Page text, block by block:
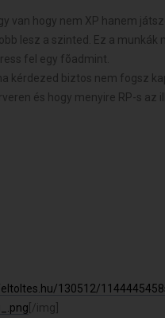
van hogy nem XP hanem
lesz a szinted. Ez a
fel egy fõadmint.
kérdezed biztos nem fogsz
és hogy menyire RP-s az
130512/
[/img]